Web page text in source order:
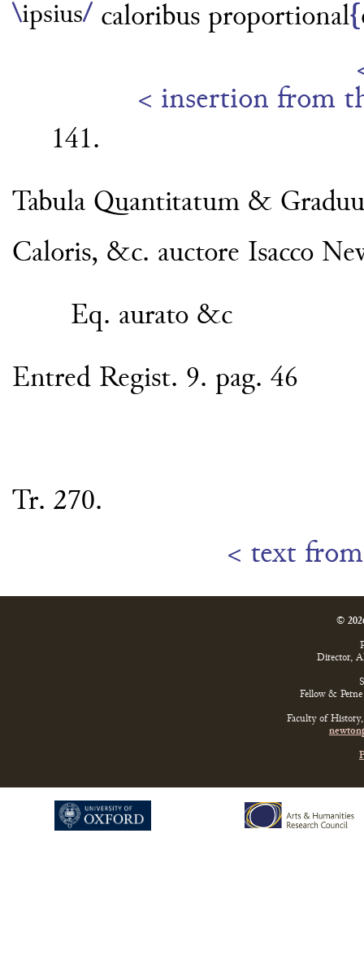
\ipsius/ caloribus proportional{
< insertion from
141.
Tabula Quantitatum &
Caloris, &c. auctore Isacco
Eq. aurato &c
Entred Regist. 9. pag. 46
Tr. 270.
< text
©
Director,
Fellow & Perne
Faculty of